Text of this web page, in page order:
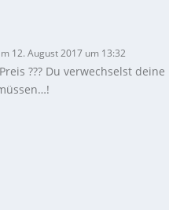
12. August 2017 um 13:32
??? Du verwechselst